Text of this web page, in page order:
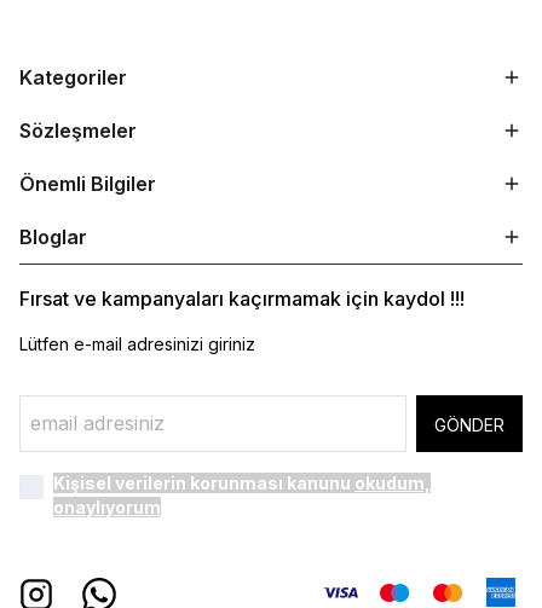
Kategoriler
Sözleşmeler
Önemli Bilgiler
Bloglar
Fırsat ve kampanyaları kaçırmamak için kaydol !!!
Lütfen e-mail adresinizi giriniz
GÖNDER
Kişisel verilerin korunması kanunu okudum,
onaylıyorum